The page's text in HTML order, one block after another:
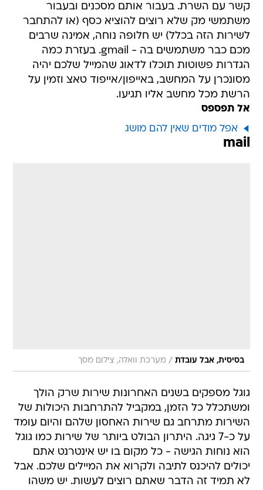
קשר עם השרת. בעבור אותם מסכנים ובעבור
משתמשי מק שלא רוצים להוציא כסף (או להתחבר
לשירות הזה בכלל) יש חלופה נוחה, אמינה שרבים
מכם כבר משתמשים בה - gmail. בעזרת כמה
הגדרות פשוטות תוכלו לדאוג שהמייל שלכם יהיה
מסונכרן על המחשב, באייפון/אייפוד טאצ וזמין על
הרשת מכל מחשב אליו תגיעו.
אל תפספס
אפל מודים שאין להם מושג
mail
בסיסית, אבל עובדת / מערכת וואלה, צילום מסך
גוגל מספקים בשנים האחרונות שירות שרק הולך
ומשתכלל כל הזמן, במקביל להתרחבות היכולות של
השירות מתרחב גם שירות האחסון שלהם והיום עומד
על כ-7 גיגה. היתרון הבולט ביותר של שירות כמו גוגל
הוא נוחות הגישה - כל מקום בו יש אינטרנט אתם
יכולים להיכנס לתיבה ולקרוא את המיילים שלכם. אבל
לא תמיד זה הדבר שאתם רוצים לעשות. יש משהו